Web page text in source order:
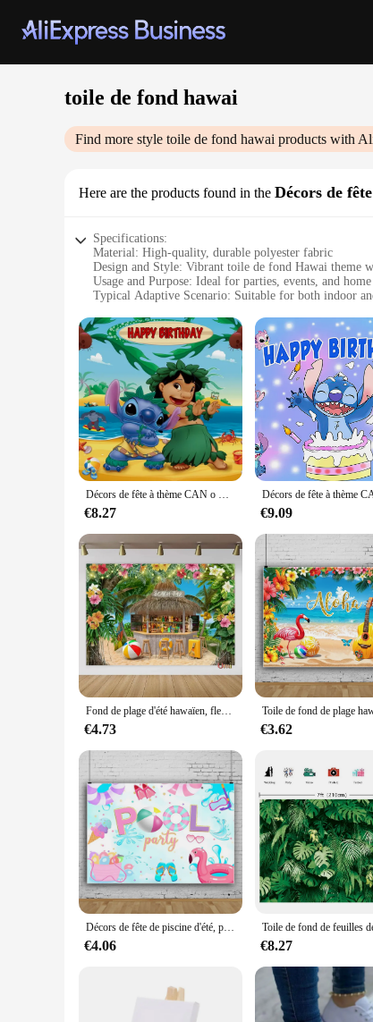
toile de fond hawai
Find more style toile de fond hawai products with
Here are the products found in the Décors de fête
Specifications:
Material: High-quality, durable polyester fabric
Design and Style: Vibrant toile de fond Hawai theme
Usage and Purpose: Ideal for parties, events, and
Typical Adaptive Scenario: Suitable for both indoor
Performance and Property: Easy to clean, wrinkle-
Features:
**Elegant and Versatile Decor**
Transform any space into a tropical paradise with our
designed to elevate the ambiance of any celebration.
your guests and create a lasting impression.
**Durable and Easy to Use**
Crafted from high-quality polyester, our toile de fond
your decorations maintain their pristine appearance,
choice for both professional and personal use,
**Tailored for Every Occasion**
create a grand backdrop for a photo booth or seeking
fond Hawai decorations are not only limited to
Décors de fête à thème CAN o & Stitch de dessin animé, studio photo, Hawai Hula, fête d'anniversaire d'été pour filles, arrière-plans de photographie personnalisés
€8.27 €9.09
Fond de plage d'été hawaïen, fleurs de bord de mer tropical, rentabilité ha Luau, océan, planche de surf de mer, fête de vacances, décor de toile de fond d'anniversaire
€4.73 €3.62
Décors de fête de piscine d'été, plage d'Hawaii, ballon de natation, ballon flamant rose, décor de carnaval de vacances d'anniversaire, fond de photographie
€4.06 €8.27